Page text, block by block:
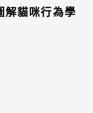
解貓咪行為學